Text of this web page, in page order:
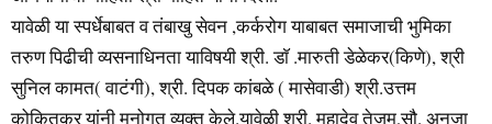
यावेळी या स्पर्धेबाबत व तंबाखु सेवन ,कर्करोग याबाबत समाजाची भुमिका
तरुण पिढीची व्यसनाधिनता याविषयी श्री. डाॅ .मारुती डेळेकर(किणे), श्री
सुनिल कामत( वाटंगी), श्री. दिपक कांबळे ( मासेवाडी) श्री.उत्तम
कोकितकर यांनी मनोगत व्यक्त केले.यावेळी श्री. महादेव तेजम,सौ. अनुजा